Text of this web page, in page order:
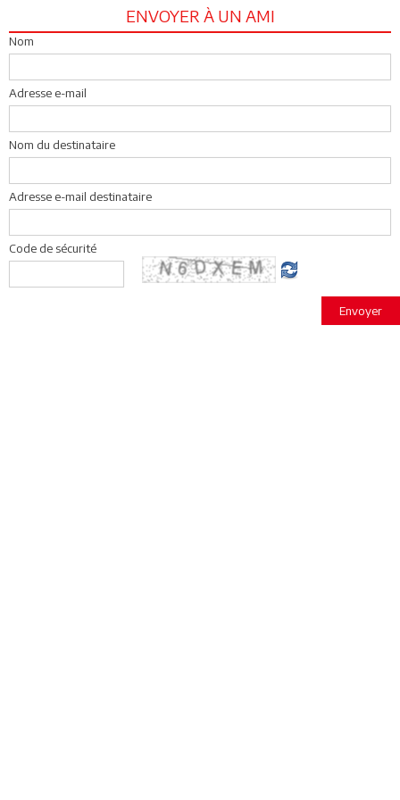
ENVOYER À UN AMI
Nom
Adresse e-mail
Nom du destinataire
Adresse e-mail destinataire
Code de sécurité
Envoyer